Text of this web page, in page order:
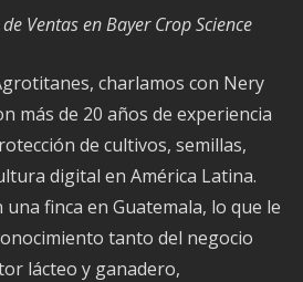
de Ventas en Bayer Crop Science
charlamos con Nery
más de 20 años de experiencia
de cultivos, semillas,
digital en América Latina.
finca en Guatemala, lo que le
tanto del negocio
lácteo y ganadero,